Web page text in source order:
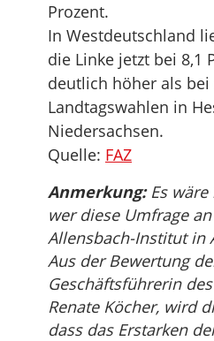
Prozent.
In Westdeutschland
die Linke jetzt bei 8,1
deutlich höher als
Landtagswahlen in
Niedersachsen.
Quelle: FAZ
Anmerkung:Es wäre
wer diese Umfrage
Allensbach-Institut in
Aus der Bewertung
Geschäftsführerin
Renate Köcher, wird
dass das Erstarken